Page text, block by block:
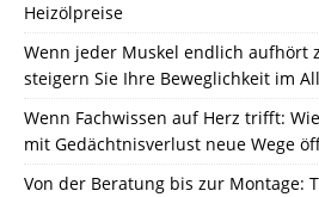
Heizölpreise
Wenn jeder Muskel endlich aufhört
steigern Sie Ihre Beweglichkeit im
Wenn Fachwissen auf Herz trifft:
mit Gedächtnisverlust neue Wege
Von der Beratung bis zur Montage: